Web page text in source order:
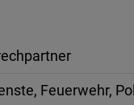
Feuerwehr,